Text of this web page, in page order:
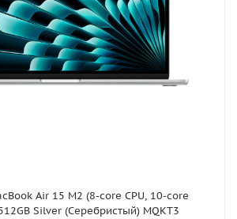
(8-core CPU, 10-core
Silver (Серебристый) MQKT3